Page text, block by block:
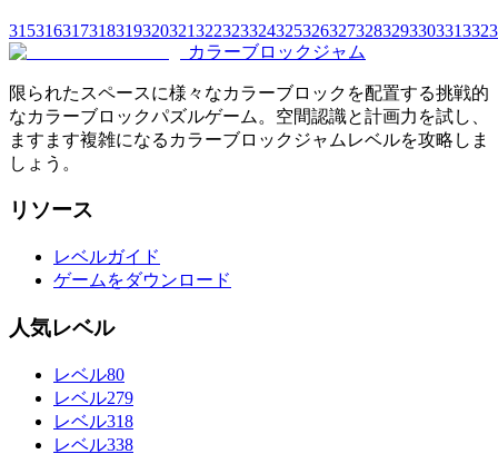
315316317318319320321322323324325326327328329330331332
カラーブロックジャム
限られたスペースに様々なカラーブロックを配置する挑戦的
なカラーブロックパズルゲーム。空間認識と計画力を試し、
ますます複雑になるカラーブロックジャムレベルを攻略しま
しょう。
リソース
レベルガイド
ゲームをダウンロード
人気レベル
レベル80
レベル279
レベル318
レベル338